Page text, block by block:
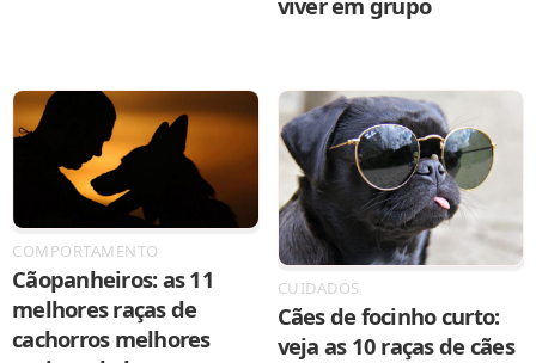
COMPORTAMENTO
Cãopanheiros: as 11
melhores raças de
cachorros melhores
CUIDADOS
Cães de focinho curto:
veja as 10 raças de cães